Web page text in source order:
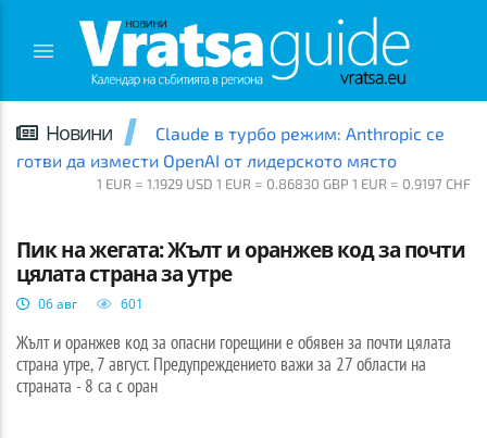
Новини
Claude в турбо режим: Anthropic се
готви да измести OpenAI от лидерското място
1 EUR = 1.1929 USD 1 EUR = 0.86830 GBP 1 EUR = 0.9197 CHF
Пик на жегата: Жълт и оранжев код за почти
цялата страна за утре
06 авг 601
Жълт и оранжев код за опасни горещини е обявен за почти цялата
страна утре, 7 август. Предупреждението важи за 27 области на
страната - 8 са с оран